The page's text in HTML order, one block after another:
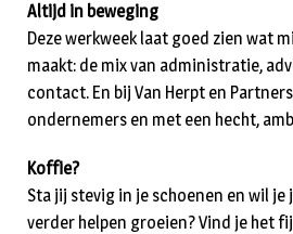
Altijd in beweging
Deze werkweek laat goed zien wat
maakt: de mix van administratie,
contact. En bij Van Herpt en
ondernemers en met een hecht,
Koffie?
Sta jij stevig in je schoenen en wil
verder helpen groeien? Vind je het